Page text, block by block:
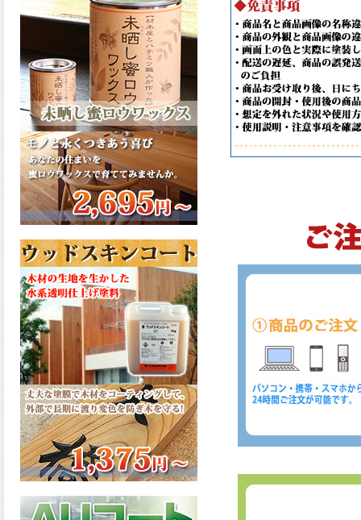
ファインウレタンの使いやす
さで、低汚染形。塗料用シン
ナーで希釈できる、使いやす
さを追求したウレタン樹脂エ
ナメル、低汚染形ファインウ
レタンU100が新しく販売開始
致しました。ご購入はこちら
から。
2026.03.05
ファインウレタンの使いやす
さで、弾性形。塗料用シンナ
ーで希釈できる、使いやすさ
を追求したウレタン樹脂エナ
メル、弾性ファインウレタン
した。ご購入はこちらから。
2026.03.04
長年ご愛顧いただいている
「ラッカー塗料」に抗ウイル
ス機能を追加しバージョンア
ップ、UAV-78700 クリヤーラ
ッカー・ハイフラットが新し
く販売開始致しました。ご購
入はこちらから。
2026.03.03
木の素材感はそのまま活か
し、汚れや日焼け・黄ばみを
防ぐことができる、白木肌2が
新しく販売開始致しました。
2026.03.03